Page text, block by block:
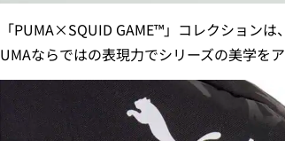
「PUMA×SQUID GAME™」コレクションは
UMAならではの表現力でシリーズの美学を